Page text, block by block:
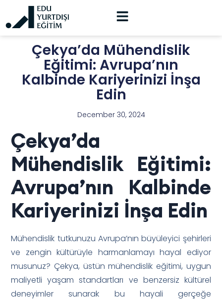
Çekya’da Mühendislik
Eğitimi: Avrupa’nın
Kalbinde Kariyerinizi İnşa
Edin
December 30, 2024
Çekya’da
Mühendislik Eğitimi:
Avrupa’nın Kalbinde
Kariyerinizi İnşa Edin
Mühendislik tutkunuzu Avrupa’nın büyüleyici şehirleri
ve zengin kültürüyle harmanlamayı hayal ediyor
musunuz? Çekya, üstün mühendislik eğitimi, uygun
maliyetli yaşam standartları ve benzersiz kültürel
deneyimler sunarak bu hayali gerçeğe